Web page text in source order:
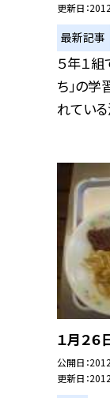
更新日
最新記事
５年１
ち」の学
れてい
１月２６
公開日
更新日